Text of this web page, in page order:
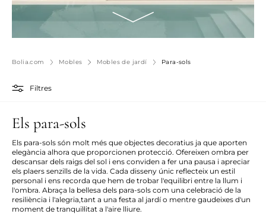
Bolia.com Mobles Mobles de jardí Para-sols
Filtres
Els para-sols
Els para-sols són molt més que objectes decoratius ja que aporten
elegància alhora que proporcionen protecció. Ofereixen ombra per
descansar dels raigs del sol i ens conviden a fer una pausa i apreciar
els plaers senzills de la vida. Cada disseny únic reflecteix un estil
personal i ens recorda que hem de trobar l'equilibri entre la llum i
l'ombra. Abraça la bellesa dels para-sols com una celebració de la
resiliència i l'alegria,tant a una festa al jardí o mentre gaudeixes d'un
moment de tranquil·litat a l'aire lliure.